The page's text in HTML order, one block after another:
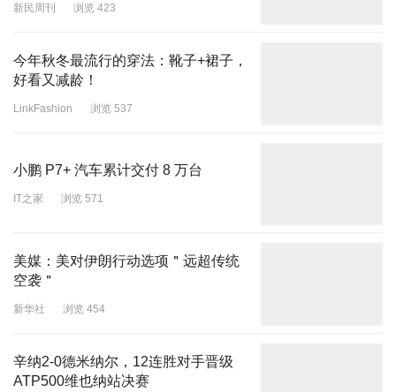
新民周刊 浏览 423
今年秋冬最流行的穿法：靴子+裙子，
好看又减龄！
LinkFashion 浏览 537
小鹏 P7+ 汽车累计交付 8 万台
IT之家 浏览 571
美媒：美对伊朗行动选项＂远超传统
空袭＂
新华社 浏览 454
辛纳2-0德米纳尔，12连胜对手晋级
ATP500维也纳站决赛